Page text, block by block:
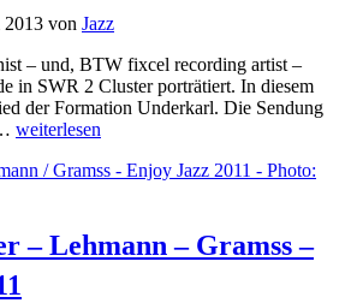
von Jazz
– und, BTW fixcel recording artist –
in SWR 2 Cluster porträtiert. In diesem
der Formation Underkarl. Die Sendung
weiterlesen
– Lehmann – Gramss –